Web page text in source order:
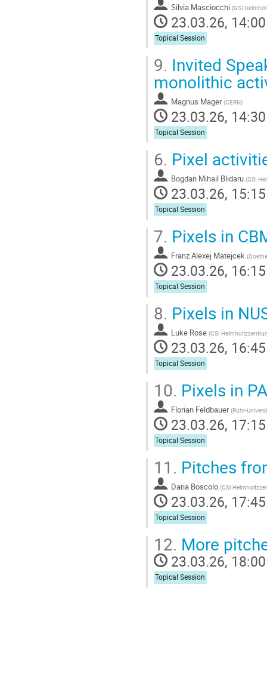
Silvia Masciocchi (GSI
23.03.26, 14:00
Topical Session
9. Invited
monolithic
Magnus Mager (CERN)
23.03.26, 14:30
Topical Session
6. Pixel
Bogdan Mihail Blidaru (GSI
23.03.26, 15:15
Topical Session
7. Pixels in
Franz Alexej Matejcek (
23.03.26, 16:15
Topical Session
8. Pixels in
Luke Rose (GSI
23.03.26, 16:45
Topical Session
10. Pixels in
Florian Feldbauer (Ruhr-
23.03.26, 17:15
Topical Session
11. Pitches
Daria Boscolo (GSI
23.03.26, 17:45
Topical Session
12. More
23.03.26, 18:00
Topical Session